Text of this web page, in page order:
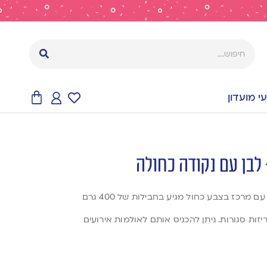
מועדון
עם נקודה כחולה
בצבע כחול מגיע בחבילות של 400 גרם
סגורות. ניתן להכניס אותם לאולמות אירועים